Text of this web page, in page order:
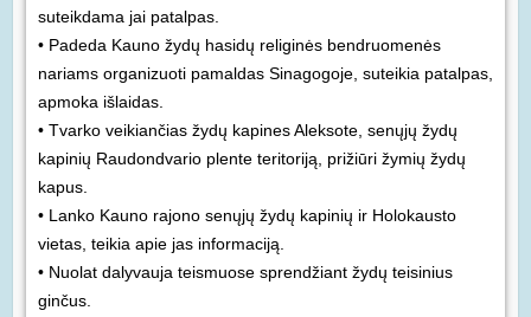
suteikdama jai patalpas.
• Padeda Kauno žydų hasidų religinės bendruomenės
nariams organizuoti pamaldas Sinagogoje, suteikia patalpas,
apmoka išlaidas.
• Tvarko veikiančias žydų kapines Aleksote, senųjų žydų
kapinių Raudondvario plente teritoriją, prižiūri žymių žydų
kapus.
• Lanko Kauno rajono senųjų žydų kapinių ir Holokausto
vietas, teikia apie jas informaciją.
• Nuolat dalyvauja teismuose sprendžiant žydų teisinius
ginčus.